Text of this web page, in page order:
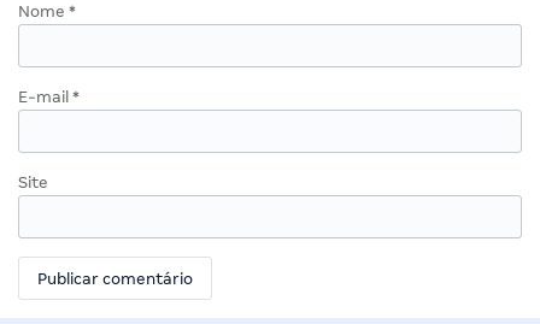
Nome *
E-mail *
Site